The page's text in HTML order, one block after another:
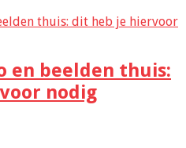
en beelden thuis:
nodig